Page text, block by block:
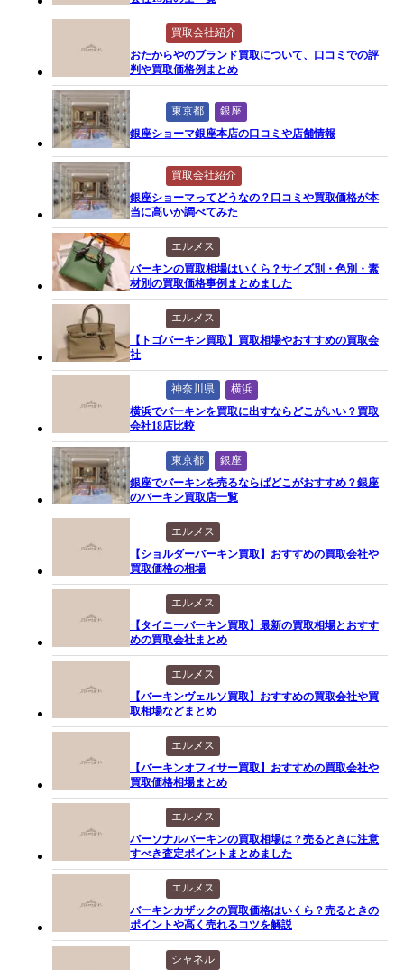
買取会社紹介
おたからやのブランド買取について、口コミでの評
判や買取価格例まとめ
東京都
銀座
銀座ショーマ銀座本店の口コミや店舗情報
買取会社紹介
銀座ショーマってどうなの？口コミや買取価格が本
当に高いか調べてみた
エルメス
バーキンの買取相場はいくら？サイズ別・色別・素
材別の買取価格事例まとめました
エルメス
【トゴバーキン買取】買取相場やおすすめの買取会
社
神奈川県
横浜
横浜でバーキンを買取に出すならどこがいい？買取
会社18店比較
東京都
銀座
銀座でバーキンを売るならばどこがおすすめ？銀座
のバーキン買取店一覧
エルメス
【ショルダーバーキン買取】おすすめの買取会社や
買取価格の相場
エルメス
【タイニーバーキン買取】最新の買取相場とおすす
めの買取会社まとめ
エルメス
【バーキンヴェルソ買取】おすすめの買取会社や買
取相場などまとめ
エルメス
【バーキンオフィサー買取】おすすめの買取会社や
買取価格相場まとめ
エルメス
パーソナルバーキンの買取相場は？売るときに注意
すべき査定ポイントまとめました
エルメス
バーキンカザックの買取価格はいくら？売るときの
ポイントや高く売れるコツを解説
シャネル